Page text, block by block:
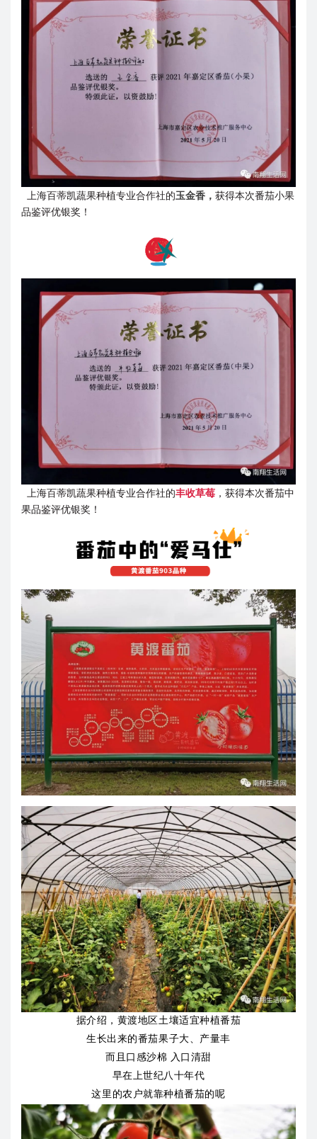
上海百蒂凯蔬果种植专业合作社的玉金香， 获得本次番茄小果
品鉴评优银奖！
上海百蒂凯蔬果种植专业合作社的丰收草莓 ，获得本次番茄中
果品鉴评优银奖！
据介绍，黄渡地区土壤适宜种植番茄
生长出来的番茄果子大、产量丰
而且口感沙棉 入口清甜
早在上世纪八十年代
这里的农户就靠种植番茄的呢